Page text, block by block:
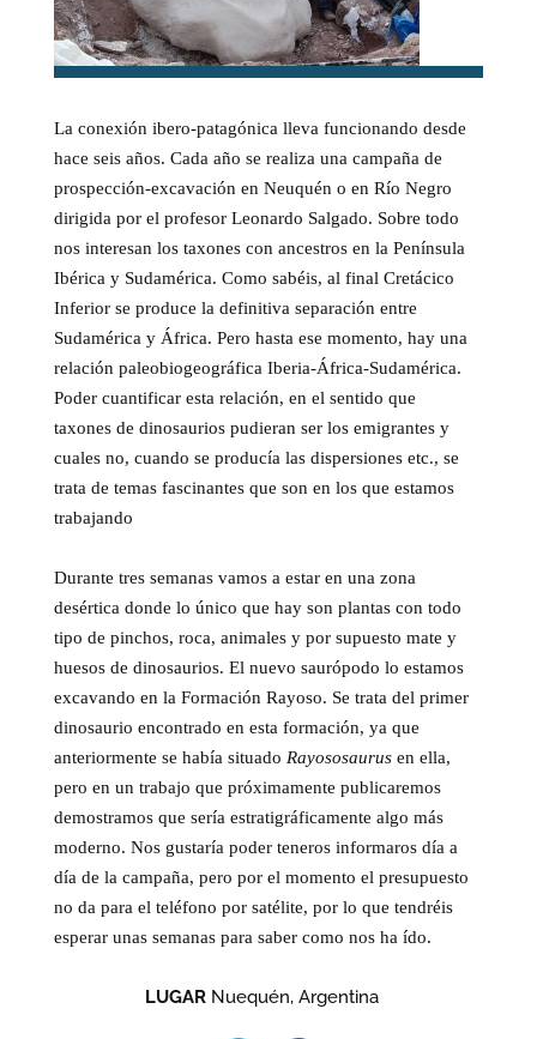
La conexión ibero-patagónica lleva funcionando desde
hace seis años. Cada año se realiza una campaña de
prospección-excavación en Neuquén o en Río Negro
dirigida por el profesor Leonardo Salgado. Sobre todo
nos interesan los taxones con ancestros en la Península
Ibérica y Sudamérica. Como sabéis, al final Cretácico
Inferior se produce la definitiva separación entre
Sudamérica y África. Pero hasta ese momento, hay una
relación paleobiogeográfica Iberia-África-Sudamérica.
Poder cuantificar esta relación, en el sentido que
taxones de dinosaurios pudieran ser los emigrantes y
cuales no, cuando se producía las dispersiones etc., se
trata de temas fascinantes que son en los que estamos
trabajando
Durante tres semanas vamos a estar en una zona
desértica donde lo único que hay son plantas con todo
tipo de pinchos, roca, animales y por supuesto mate y
huesos de dinosaurios. El nuevo saurópodo lo estamos
excavando en la Formación Rayoso. Se trata del primer
dinosaurio encontrado en esta formación, ya que
anteriormente se había situado Rayososaurusen ella,
pero en un trabajo que próximamente publicaremos
demostramos que sería estratigráficamente algo más
moderno. Nos gustaría poder teneros informaros día a
día de la campaña, pero por el momento el presupuesto
no da para el teléfono por satélite, por lo que tendréis
esperar unas semanas para saber como nos ha ído.
LUGAR Nuequén, Argentina